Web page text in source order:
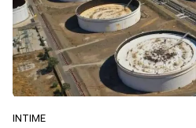
INTIME